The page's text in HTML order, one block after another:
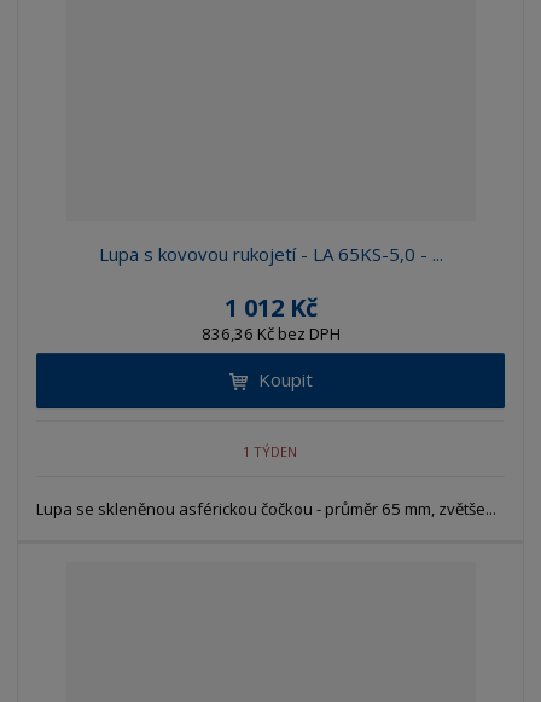
Lupa s kovovou rukojetí - LA 65KS-5,0 - ...
1 012 Kč
836,36 Kč bez DPH
Koupit
1 TÝDEN
Lupa se skleněnou asférickou čočkou - průměr 65 mm, zvětše...